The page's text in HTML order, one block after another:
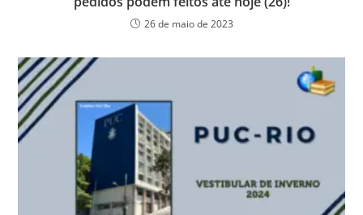
26 de maio de 2023